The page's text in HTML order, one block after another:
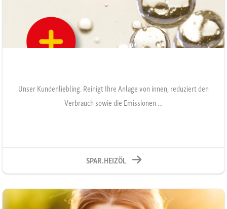
Unser Kundenliebling. Reinigt Ihre Anlage von innen, reduziert den
Verbrauch sowie die Emissionen …
SPAR.HEIZÖL